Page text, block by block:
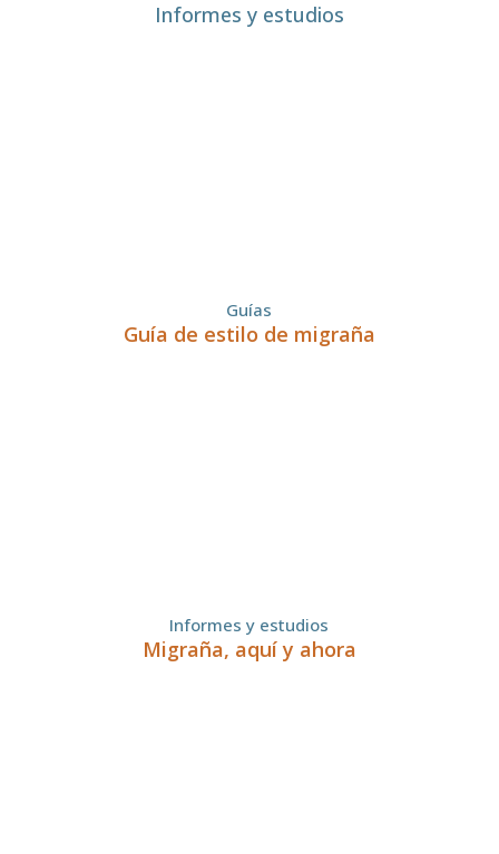
Informes y estudios
Guías
Guía de estilo de migraña
Informes y estudios
Migraña, aquí y ahora